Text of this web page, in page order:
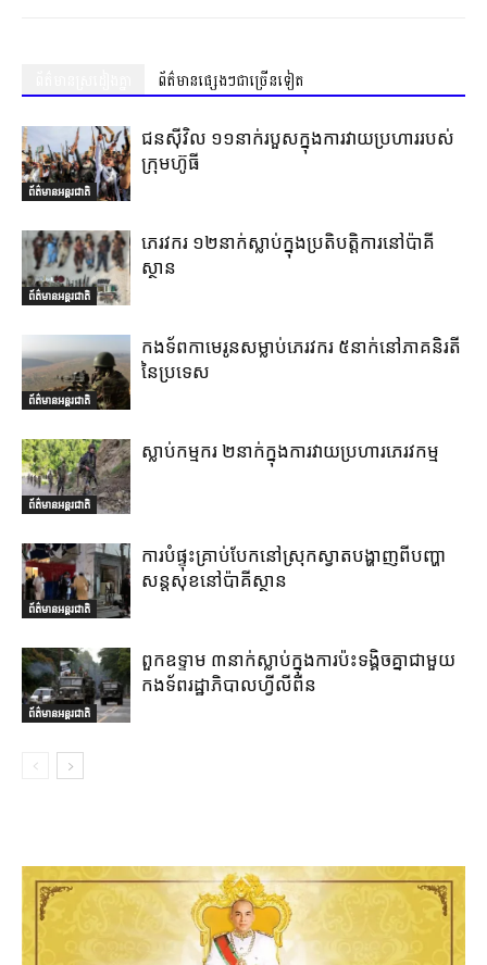
ព័ត៌មានផ្សេងៗជាច្រើនទៀត
ព័ត៌មានអន្តរជាតិ
ជនស៊ីវិល ១១នាក់របួសក្នុងការវាយប្រហាររបស់
ក្រុមហ៊ូធី
ព័ត៌មានអន្តរជាតិ
ភេរវករ ១២នាក់ស្លាប់ក្នុងប្រតិបត្តិការនៅប៉ាគី
ស្ថាន
ព័ត៌មានអន្តរជាតិ
កងទ័ពកាមេរូនសម្លាប់ភេរវករ ៥នាក់នៅភាគនិរតី
នៃប្រទេស
ព័ត៌មានអន្តរជាតិ
ស្លាប់កម្មករ ២នាក់ក្នុងការវាយប្រហារភេរវកម្ម
ព័ត៌មានអន្តរជាតិ
ការបំផ្ទុះគ្រាប់បែកនៅស្រុកស្វាតបង្ហាញពីបញ្ហា
សន្តសុខនៅប៉ាគីស្ថាន
ព័ត៌មានអន្តរជាតិ
ពួកឧទ្ទាម ៣នាក់ស្លាប់ក្នុងការប៉ះទង្គិចគ្នាជាមួយ
កងទ័ពរដ្ឋាភិបាលហ្វីលីពីន